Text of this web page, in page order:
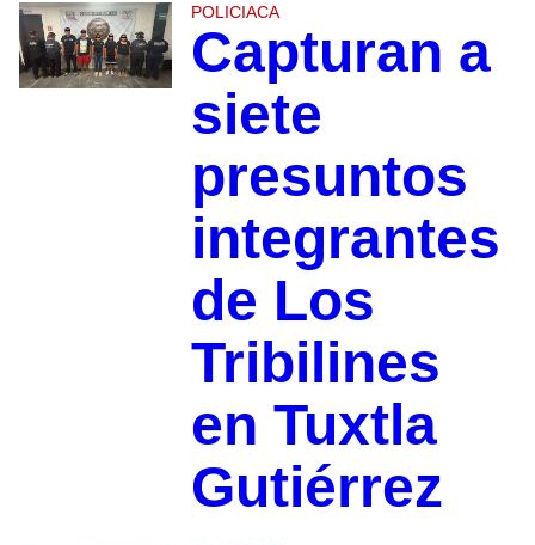
POLICIACA
Capturan a
siete
presuntos
integrantes
de Los
Tribilines
en Tuxtla
Gutiérrez